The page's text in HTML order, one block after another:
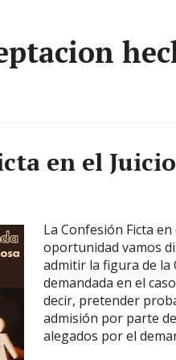
en el
La Confesión Ficta
oportunidad vamos
admitir la figura de la
demandada en el
decir, pretender
admisión por parte
alegados por el